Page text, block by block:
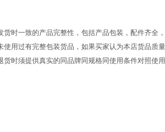
货时一致的产品完整性，包括产品包装，配件齐全
用过有完整包装货品，如果买家认为本店货品质
时须提供真实的同品牌同规格同使用条件对照使